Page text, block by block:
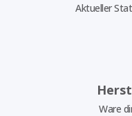
Aktueller
Ware